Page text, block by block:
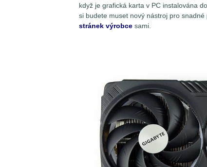
když je grafická karta v PC instalována
si budete muset nový nástroj pro
stránek výrobce sami.